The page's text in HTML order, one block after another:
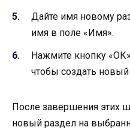
Дайте имя новому
имя в поле «Имя».
Нажмите кнопку
чтобы создать новый
После завершения этих
новый раздел на